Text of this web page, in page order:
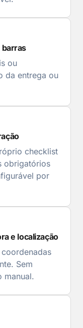
barras
ou
da entrega ou
checklist
obrigatórios
por
e localização
Sem
manual.